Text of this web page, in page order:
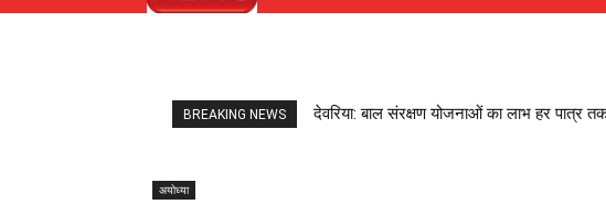
BREAKING NEWS देवरिया: बाल संरक्षण योजनाओं का लाभ हर पात्र
अयोध्या